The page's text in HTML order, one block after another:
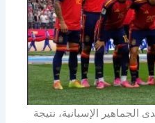
الجماهير الإسبانية، نتيجة